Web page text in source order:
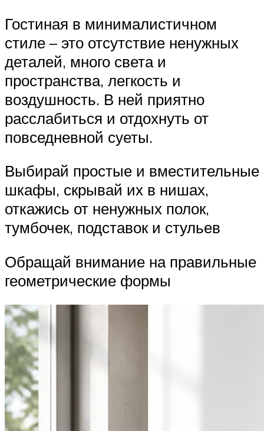
Гостиная в минималистичном
стиле – это отсутствие ненужных
деталей, много света и
пространства, легкость и
воздушность. В ней приятно
расслабиться и отдохнуть от
повседневной суеты.
Выбирай простые и вместительные
шкафы, скрывай их в нишах,
откажись от ненужных полок,
тумбочек, подставок и стульев
Обращай внимание на правильные
геометрические формы